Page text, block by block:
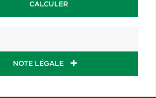
CALCULER
NOTE LÉGALE